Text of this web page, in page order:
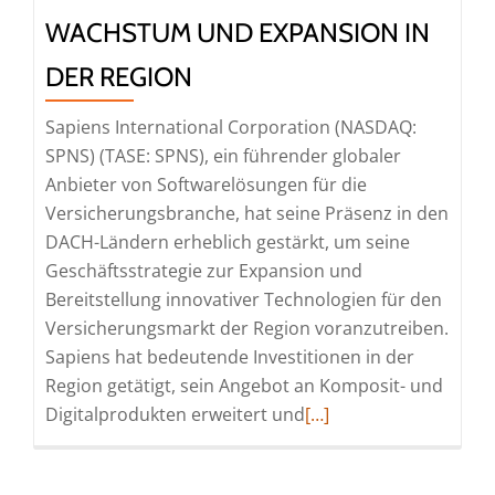
WACHSTUM UND EXPANSION IN
DER REGION
Sapiens International Corporation (NASDAQ:
SPNS) (TASE: SPNS), ein führender globaler
Anbieter von Softwarelösungen für die
Versicherungsbranche, hat seine Präsenz in den
DACH-Ländern erheblich gestärkt, um seine
Geschäftsstrategie zur Expansion und
Bereitstellung innovativer Technologien für den
Versicherungsmarkt der Region voranzutreiben.
Sapiens hat bedeutende Investitionen in der
Region getätigt, sein Angebot an Komposit- und
Digitalprodukten erweitert undRead
[…]